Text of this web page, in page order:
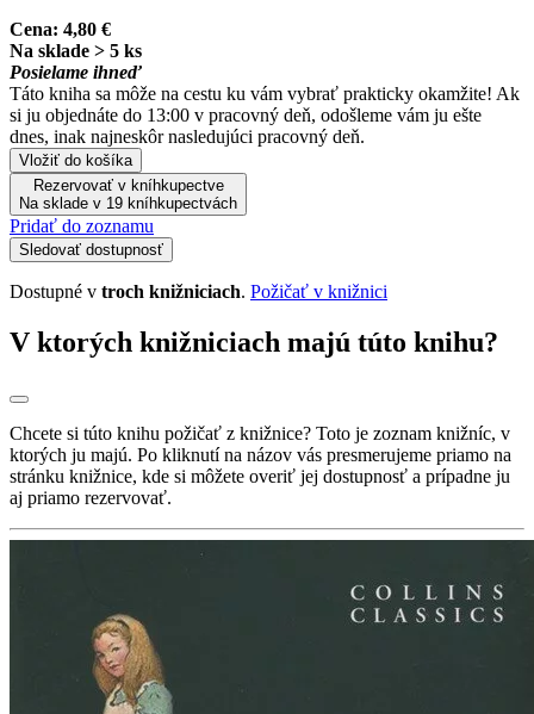
Cena: 4,80 €
Na sklade > 5 ks
Posielame ihneď
Táto kniha sa môže na cestu ku vám vybrať prakticky okamžite! Ak
si ju objednáte do 13:00 v pracovný deň, odošleme vám ju ešte
dnes, inak najneskôr nasledujúci pracovný deň.
Vložiť do košíka
Rezervovať v kníhkupectve
Na sklade v 19 kníhkupectvách
Pridať do zoznamu
Sledovať dostupnosť
Dostupné v troch knižniciach. Požičať v knižnici
V ktorých knižniciach majú túto knihu?
Chcete si túto knihu požičať z knižnice? Toto je zoznam knižníc, v
ktorých ju majú. Po kliknutí na názov vás presmerujeme priamo na
stránku knižnice, kde si môžete overiť jej dostupnosť a prípadne ju
aj priamo rezervovať.